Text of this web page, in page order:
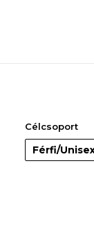
Célcsoport
Férfi/